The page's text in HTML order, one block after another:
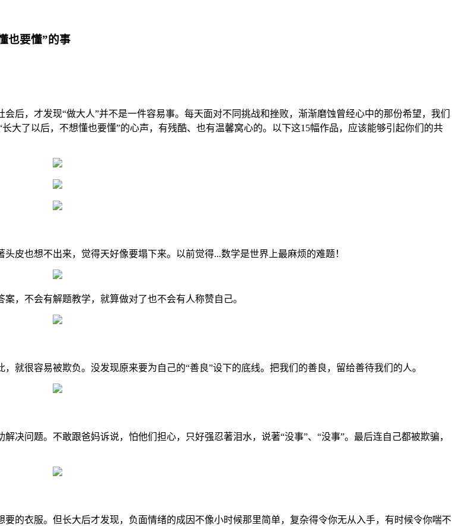
也要懂”的事
，才发现“做大人”并不是一件容易事。每天面对不同挑战和挫败，渐渐磨蚀曾经心中的那份希望，我们
大了以后，不想懂也要懂”的心声，有残酷、也有温馨窝心的。以下这15幅作品，应该能够引起你们的共
也想不出来，觉得天好像要塌下来。以前觉得...数学是世界上最麻烦的难题！
不会有解题教学，就算做对了也不会有人称赞自己。
很容易被欺负。没发现原来要为自己的“善良”设下的底线。把我们的善良，留给善待我们的人。
问题。不敢跟爸妈诉说，怕他们担心，只好强忍著泪水，说著“没事”、“没事”。最后连自己都被欺骗，
衣服。但长大后才发现，负面情绪的成因不像小时候那里简单，复杂得令你无从入手，有时候令你喘不